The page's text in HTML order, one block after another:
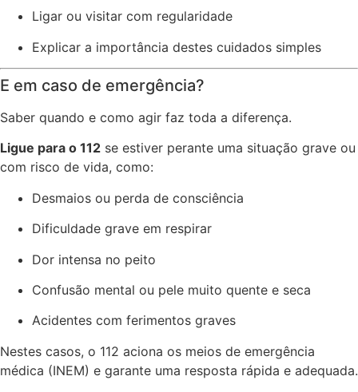
Ligar ou visitar com regularidade
Explicar a importância destes cuidados simples
E em caso de emergência?
Saber quando e como agir faz toda a diferença.
Ligue para o 112 se estiver perante uma situação grave ou
com risco de vida, como:
Desmaios ou perda de consciência
Dificuldade grave em respirar
Dor intensa no peito
Confusão mental ou pele muito quente e seca
Acidentes com ferimentos graves
Nestes casos, o 112 aciona os meios de emergência
médica (INEM) e garante uma resposta rápida e adequada.